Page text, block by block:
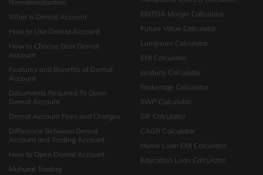
Rematerialisation
What is Demat Account
How to Use Demat Account
How to Choose Best Demat
Account
Features and Benefits of Demat
Account
Documents Required To Open
Demat Account
Demat Account Fees and Charges
Difference Between Demat
Account and Trading Account
How to Open Demat Account
Muhurat Trading
EBITDA Margin Calculator
Future Value Calculator
Lumpsum Calculator
EMI Calculator
Gratuity Calculator
Brokerage Calculator
SWP Calculator
SIP Calculator
CAGR Calculator
Home Loan EMI Calculator
Education Loan Calculator